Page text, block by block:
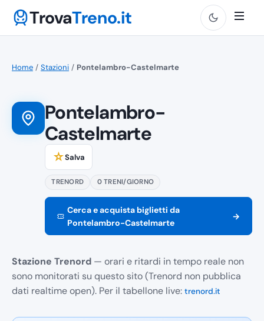
TrovaTreno.it
Home / Stazioni / Pontelambro-Castelmarte
Pontelambro-
Castelmarte
☆Salva
TRENORD 0 TRENI/GIORNO
Cerca e acquista biglietti da
Pontelambro-Castelmarte
→
Stazione Trenord — orari e ritardi in tempo reale non
sono monitorati su questo sito (Trenord non pubblica
dati realtime open). Per il tabellone live: trenord.it